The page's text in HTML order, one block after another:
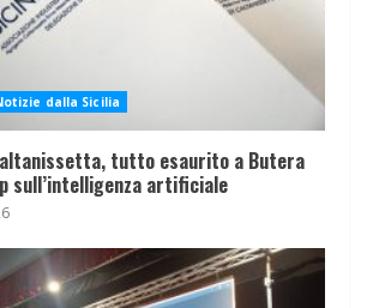
dalla Sicilia
tutto esaurito a Butera
sull’intelligenza artificiale